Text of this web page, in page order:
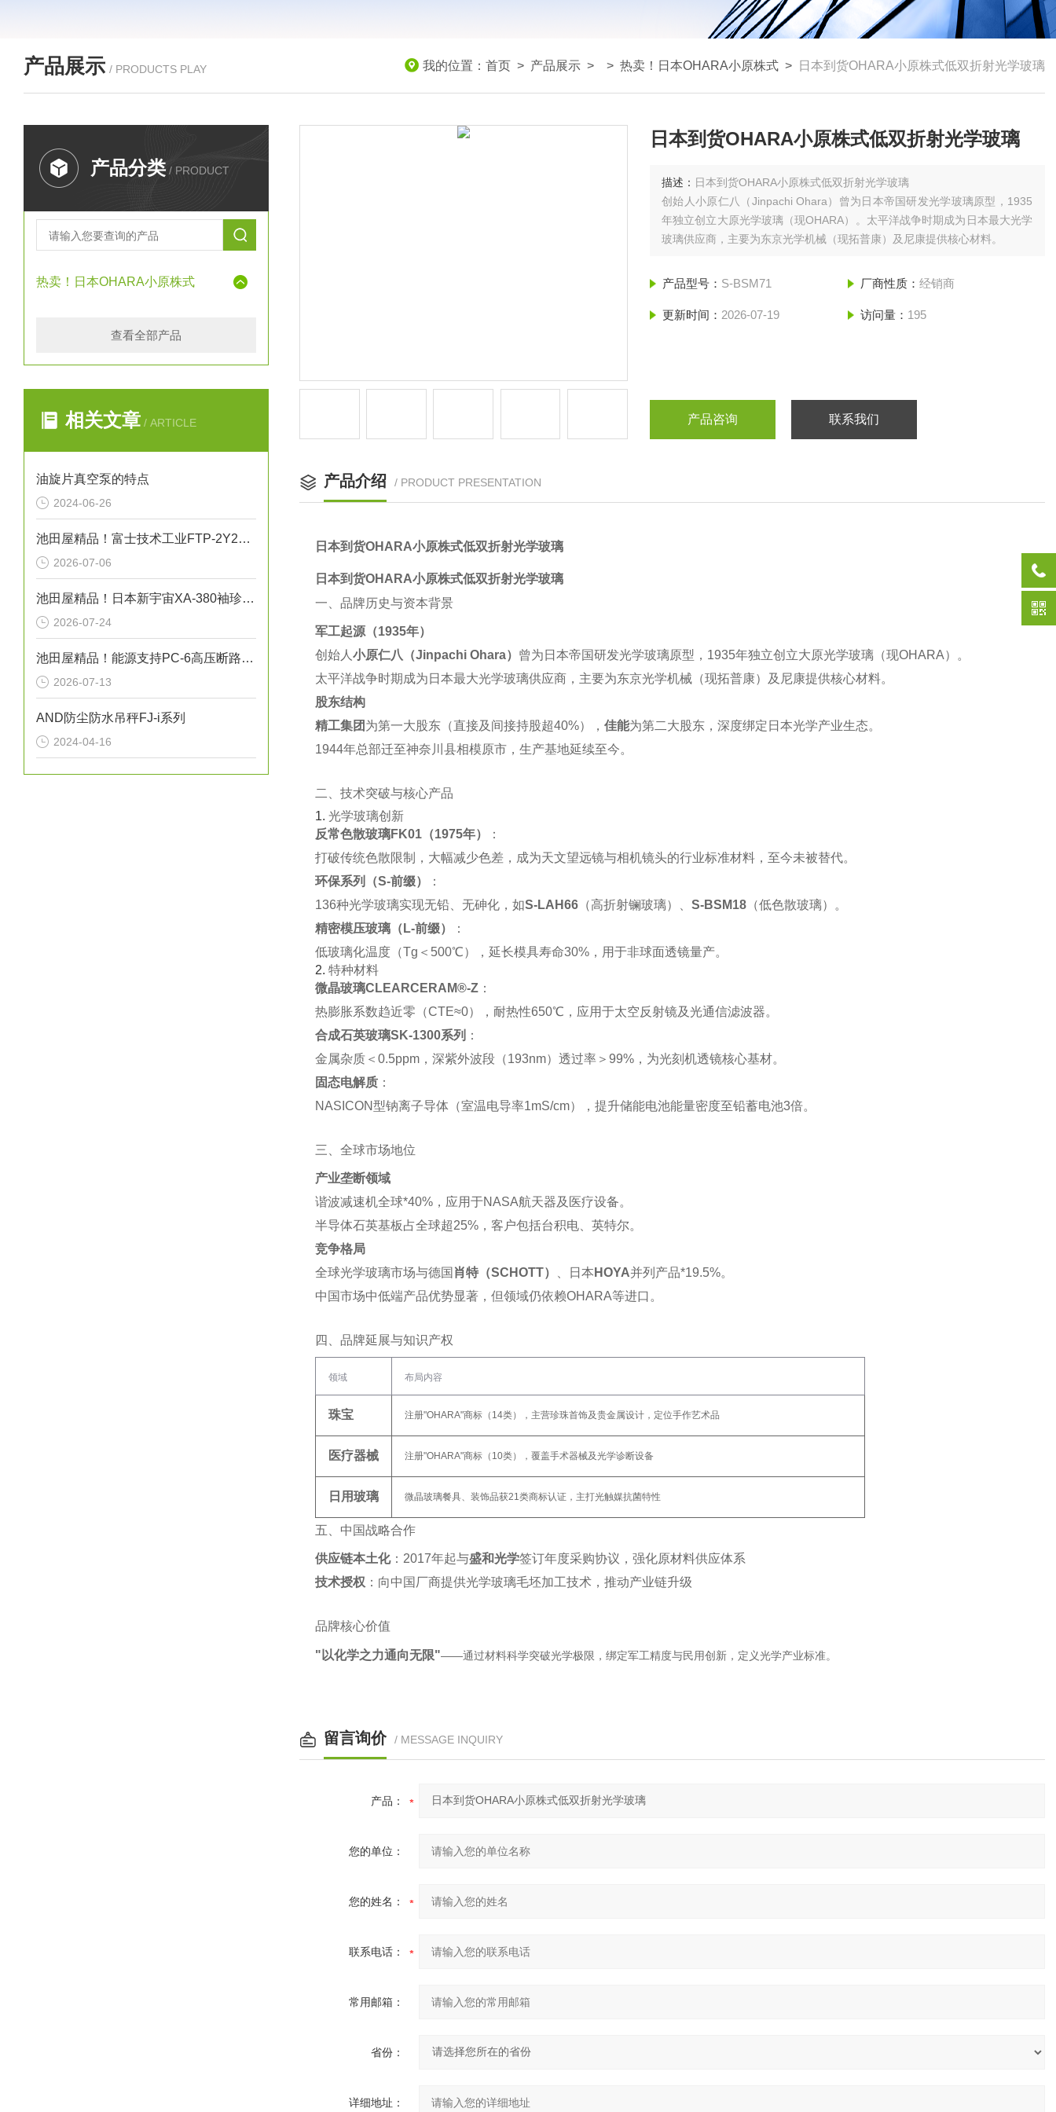
产品展示 / PRODUCTS PLAY 我的位置： 首页 > 产品展示 > > 热卖！日本OHARA小原株式 > 日本到货OHARA小原株式低双折射光学玻璃
产品分类 / PRODUCT
热卖！日本OHARA小原株式
查看全部产品
相关文章 / ARTICLE
油旋片真空泵的特点
2024-06-26
池田屋精品！富士技术工业FTP-2Y200-208AM-VB齿轮泵技术参数
2026-07-06
池田屋精品！日本新宇宙XA-380袖珍型可燃气体探测器
2026-07-24
池田屋精品！能源支持PC-6高压断路器技术参数
2026-07-13
AND防尘防水吊秤FJ-i系列
2024-04-16
日本到货OHARA小原株式低双折射光学玻璃
描述： 日本到货OHARA小原株式低双折射光学玻璃
创始人‌小原仁八（Jinpachi Ohara）‌曾为日本帝国研发光学玻璃原型，1935
年独立创立大原光学玻璃（现OHARA）‌。太平洋战争时期成为日本最大光学
玻璃供应商，主要为东京光学机械（现拓普康）及尼康提供核心材料‌。
产品型号： S-BSM71 厂商性质： 经销商
更新时间： 2026-07-19 访问量： 195
产品咨询 联系我们
产品介绍 / PRODUCT PRESENTATION
日本到货OHARA小原株式低双折射光学玻璃
日本到货OHARA小原株式低双折射光学玻璃
一、品牌历史与资本背景
军工起源（1935年）
创始人‌ 小原仁八（Jinpachi Ohara） ‌曾为日本帝国研发光学玻璃原型，1935年独立创立大原光学玻璃（现OHARA）‌。
太平洋战争时期成为日本最大光学玻璃供应商，主要为东京光学机械（现拓普康）及尼康提供核心材料‌。
股东结构
精工集团 ‌为第一大股东（直接及间接持股超40%），‌ 佳能‌为第二大股东，深度绑定日本光学产业生态‌。
1944年总部迁至神奈川县相模原市，生产基地延续至今‌。
二、技术突破与核心产品
1. ‌ 光学玻璃创新
反常色散玻璃FK01（1975年）
‌：
打破传统色散限制，大幅减少色差，成为天文望远镜与相机镜头的行业标准材料，至今未被替代‌。
环保系列（S-前缀）
‌：
136种光学玻璃实现无铅、无砷化，如‌S-LAH66 ‌（高折射镧玻璃）、‌ S-BSM18 ‌（低色散玻璃）‌。
精密模压玻璃（L-前缀）
‌：
低玻璃化温度（Tg＜500℃），延长模具寿命30%，用于非球面透镜量产‌。
2. ‌ 特种材料
微晶玻璃CLEARCERAM®-Z ‌：
热膨胀系数趋近零（CTE≈0），耐热性650℃，应用于太空反射镜及光通信滤波器‌。
合成石英玻璃SK-1300系列 ‌：
金属杂质＜0.5ppm，深紫外波段（193nm）透过率＞99%，为光刻机透镜核心基材‌。
固态电解质 ‌：
NASICON型钠离子导体（室温电导率1mS/cm），提升储能电池能量密度至铅蓄电池3倍‌。
三、全球市场地位
产业垄断领域
谐波减速机全球*40%，应用于NASA航天器及医疗设备‌。
半导体石英基板占全球超25%，客户包括台积电、英特尔‌。
竞争格局
全球光学玻璃市场与德国‌ 肖特（SCHOTT） ‌、日本‌ HOYA‌并列产品*19.5%‌。
中国市场中低端产品优势显著，但领域仍依赖OHARA等进口‌。
四、品牌延展与知识产权
领域 布局内容
珠宝 注册"OHARA"商标（14类），主营珍珠首饰及贵金属设计，定位手作艺术品‌
医疗器械 注册"OHARA"商标（10类），覆盖手术器械及光学诊断设备‌
日用玻璃 微晶玻璃餐具、装饰品获21类商标认证，主打光触媒抗菌特性‌
五、中国战略合作
供应链本土化‌：2017年起与‌盛和光学‌签订年度采购协议，强化原材料供应体系‌
技术授权 ‌：向中国厂商提供光学玻璃毛坯加工技术，推动产业链升级‌
品牌核心价值
"以化学之力通向无限"‌——通过材料科学突破光学极限，绑定军工精度与民用创新，定义光学产业标准‌。
留言询价 / MESSAGE INQUIRY
产品：
您的单位：
您的姓名：
联系电话：
常用邮箱：
省份：
详细地址：